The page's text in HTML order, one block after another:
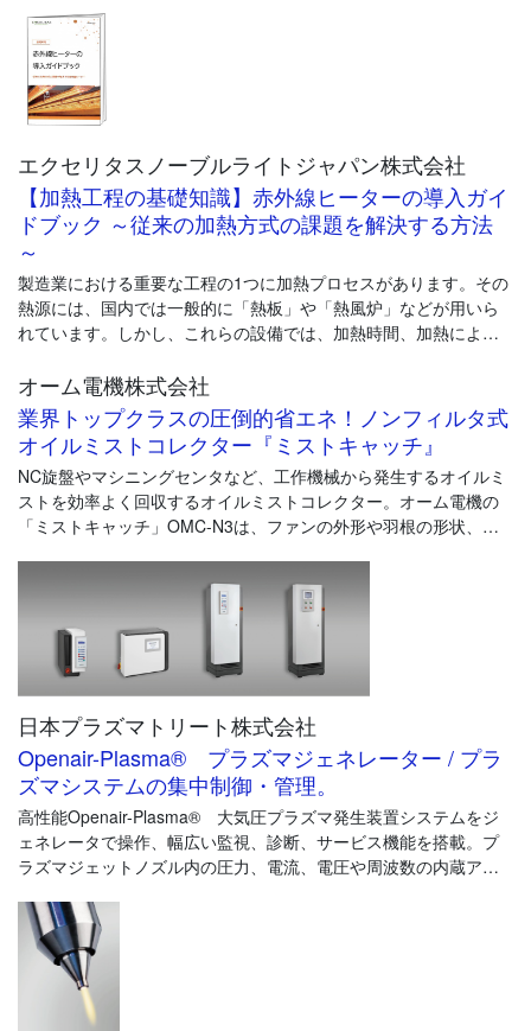
ます。
その中でもPICO XPジェットシステムは、バルブ間、メンテナン
ス前後、および温度の上昇または下降に応じて、超高精度(XP)で
再現性のある精密塗布を実現します.
エクセリタスノーブルライトジャパン株式会社
【加熱工程の基礎知識】赤外線ヒーターの導入ガイ
ドブック ～従来の加熱方式の課題を解決する方法
～
製造業における重要な工程の1つに加熱プロセスがあります。その
熱源には、国内では一般的に「熱板」や「熱風炉」などが用いら
れています。しかし、これらの設備では、加熱時間、加熱による
て、昨今では、カーボンフットプリントの削減に寄与する加熱設
備が求められています。
そこで、優れた加熱設備として注目されているのが、「赤外線ヒ
ーター」です。
以下の資料では、赤外線ヒーターの特徴やメリットをご紹介し、
具体的な赤外線ヒーターの導入の流れや ポイントをチェックリス
ト形式で解説します。
オーム電機株式会社
業界トップクラスの圧倒的省エネ！ノンフィルタ式
オイルミストコレクター『ミストキャッチ』
NC旋盤やマシニングセンタなど、工作機械から発生するオイルミ
ストを効率よく回収するオイルミストコレクター。オーム電機の
「ミストキャッチ」OMC-N3は、ファンの外形や羽根の形状、風
+80℃までの高温ミストも吸引可能な為、高温洗浄機にも搭載可
能。メンテナンス性にも優れ、作業者の負担を軽減します。
日本プラズマトリート株式会社
Openair-Plasma® プラズマジェネレーター / プラ
ズマシステムの集中制御・管理。
高性能Openair-Plasma® 大気圧プラズマ発生装置システムをジ
ェネレータで操作、幅広い監視、診断、サービス機能を搭載。プ
ラズマジェットノズル内の圧力、電流、電圧や周波数の内蔵アナ
達成します。タッチパネルでジェネレーターの操作が一目でわか
るように表示され、上層・下層コントロールにリンクしていま
す。